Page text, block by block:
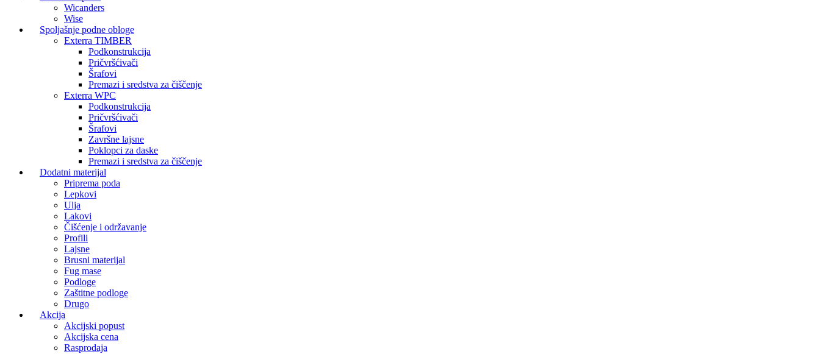
Wicanders
Wise
Spoljašnje podne obloge
Exterra TIMBER
Podkonstrukcija
Pričvršćivači
Šrafovi
Premazi i sredstva za čiščenje
Exterra WPC
Podkonstrukcija
Pričvršćivači
Šrafovi
Završne lajsne
Poklopci za daske
Premazi i sredstva za čiščenje
Dodatni materijal
Priprema poda
Lepkovi
Ulja
Lakovi
Čišćenje i održavanje
Profili
Lajsne
Brusni materijal
Fug mase
Podloge
Zaštitne podloge
Drugo
Akcija
Akcijski popust
Akcijska cena
Rasprodaja